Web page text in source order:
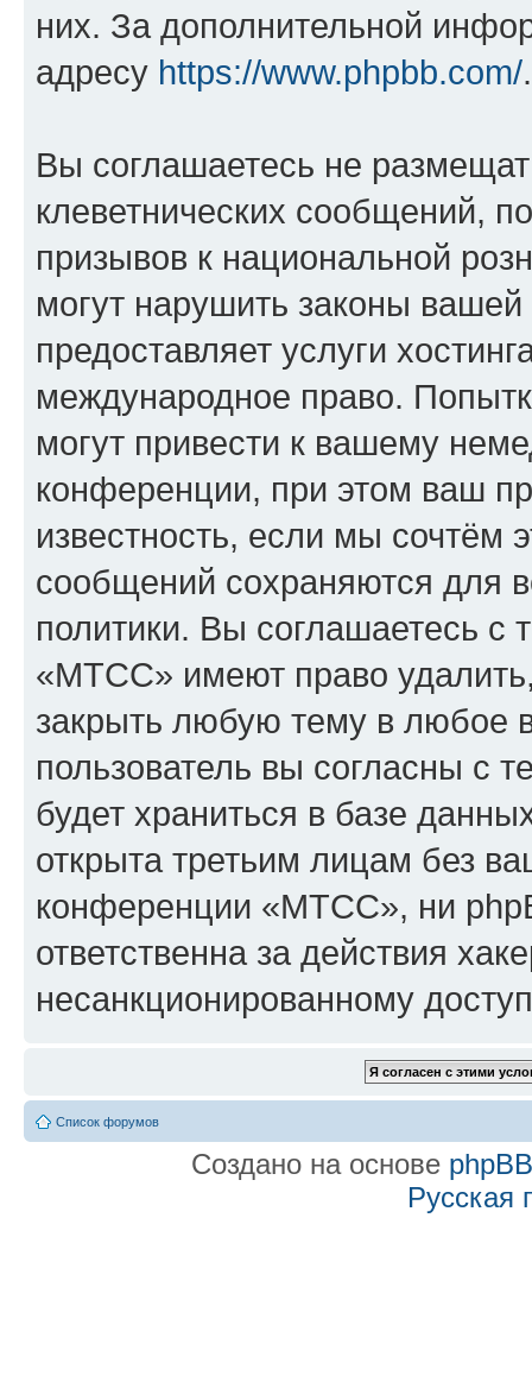
них. За дополнительной
адресу https://www.phpbb.com/.
Вы соглашаетесь не
клеветнических сообщений,
призывов к национальной
могут нарушить законы
предоставляет услуги
международное право.
могут привести к вашему
конференции, при этом ваш
известность, если мы сочтём
сообщений сохраняются для
политики. Вы соглашаетесь
«МТСС» имеют право удалить,
закрыть любую тему в любое
пользователь вы согласны с
будет храниться в базе
открыта третьим лицам без
конференции «МТСС», ни
ответственна за действия
несанкционированному
Список форумов
Создано на основе phpBB
Русская